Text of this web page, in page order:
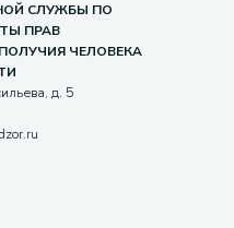
СЛУЖБЫ ПО
ПРАВ
ЧЕЛОВЕКА
д. 5